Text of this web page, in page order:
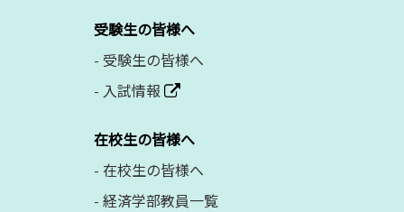
受験生の皆様へ
- 受験生の皆様へ
- 入試情報
在校生の皆様へ
- 在校生の皆様へ
- 経済学部教員一覧